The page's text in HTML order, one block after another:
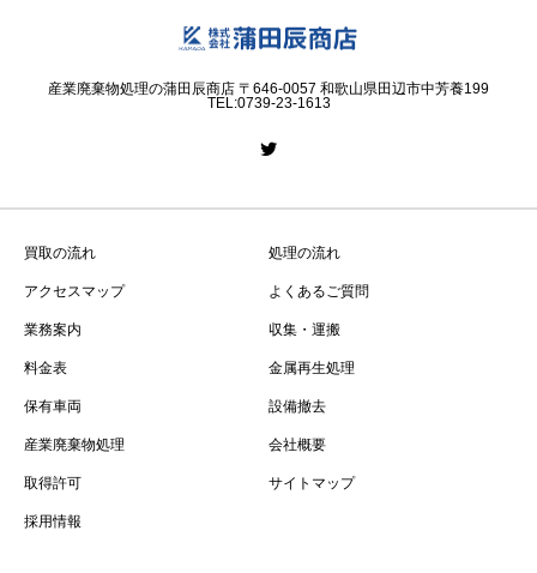
産業廃棄物処理の蒲田辰商店 〒646-0057 和歌山県田辺市中芳養199
TEL:0739-23-1613
買取の流れ 処理の流れ
アクセスマップ よくあるご質問
業務案内 収集・運搬
料金表 金属再生処理
保有車両 設備撤去
産業廃棄物処理 会社概要
取得許可 サイトマップ
採用情報